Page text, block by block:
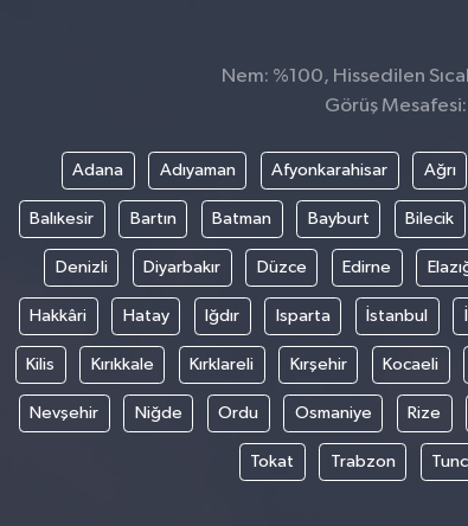
Nem: %100, Hissedilen
Görüş Mesafesi:
Adana Adıyaman Afyonkarahisar Ağrı
Balıkesir Bartın Batman Bayburt Bilecik
Denizli Diyarbakır Düzce Edirne
Hakkâri Hatay Iğdır Isparta İstanbul
Kilis Kırıkkale Kırklareli Kırşehir Kocaeli
Nevşehir Niğde Ordu Osmaniye Rize
Tokat Trabzon